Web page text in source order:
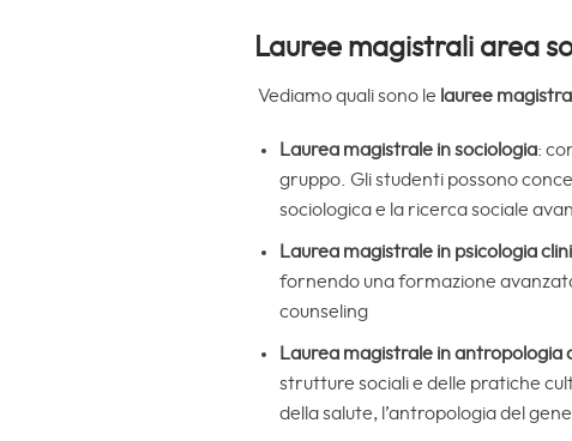
Lauree magistrali area
Vediamo quali sono le lauree
Laurea magistrale in sociologia:
gruppo. Gli studenti possono
sociologica e la ricerca sociale
Laurea magistrale in psicologia
fornendo una formazione
counseling
Laurea magistrale in antropologia
strutture sociali e delle pratiche
della salute, l’antropologia del